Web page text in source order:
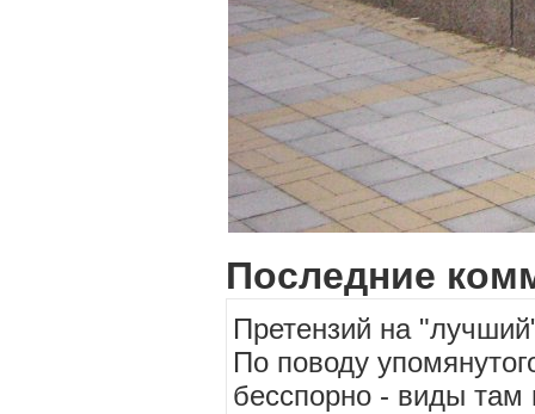
Последние
Претензий на
По поводу
бесспорно - виды там